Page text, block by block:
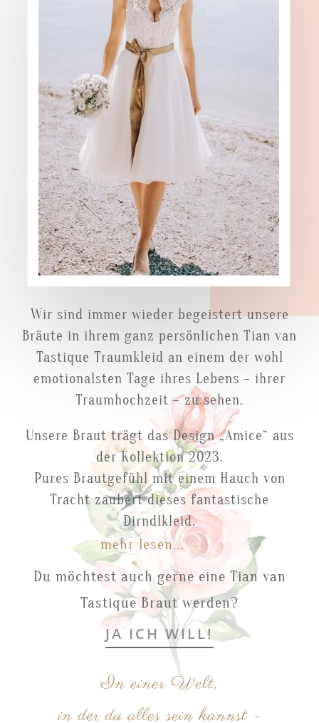
Wir sind immer wieder begeistert unsere
Bräute in ihrem ganz persönlichen Tian van
Tastique Traumkleid an einem der wohl
emotionalsten Tage ihres Lebens – ihrer
Traumhochzeit – zu sehen.
Unsere Braut trägt das Design „Amice“ aus
der Kollektion 2023.
Pures Brautgefühl mit einem Hauch von
Tracht zaubert dieses fantastische
Dirndlkleid.
mehr lesen...
Du möchtest auch gerne eine Tian van
Tastique Braut werden?
JA ICH WILL!
In einer Welt,
in der du alles sein kannst -